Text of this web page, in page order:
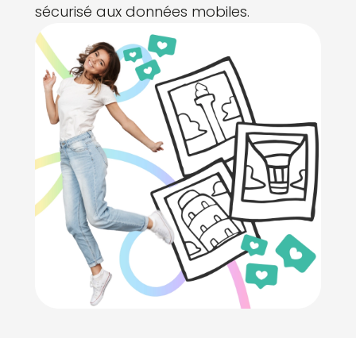
sécurisé aux données mobiles.